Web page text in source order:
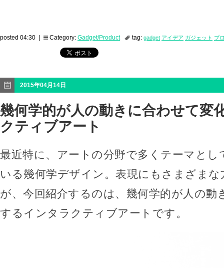
posted 04:30 | Category: Gadget/Product tag: gadget アイデア ガジェット プ
2015年04月14日
幾何学的が人の動きに合わせて変
クティブアート
最近特に、アートの分野で多くテーマとし
いる幾何学デザイン。表現にもさまざま
が、今回紹介するのは、幾何学的が人の動
するインタラクティブアートです。